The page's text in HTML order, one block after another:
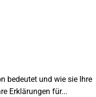
bedeutet und wie sie Ihre
Erklärungen für...